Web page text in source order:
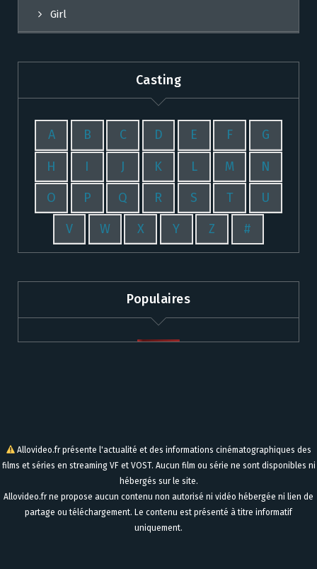
Girl
Casting
A B C D E F G
H I J K L M N
O P Q R S T U
V W X Y Z #
Populaires
Allovideo.fr présente l'actualité et des informations cinématographiques des
films et séries en streaming VF et VOST. Aucun film ou série ne sont disponibles ni
hébergés sur le site.
Allovideo.fr ne propose aucun contenu non autorisé ni vidéo hébergée ni lien de
partage ou téléchargement. Le contenu est présenté à titre informatif
uniquement.